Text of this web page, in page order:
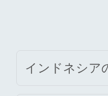
インドネシア